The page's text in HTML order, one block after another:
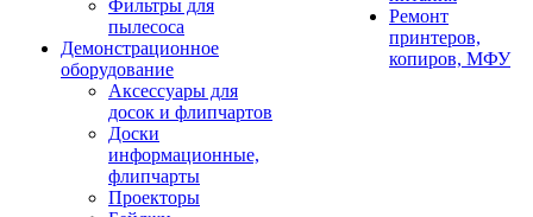
Фильтры для
пылесоса
Демонстрационное
оборудование
Аксессуары для
досок и флипчартов
Доски
информационные,
флипчарты
Проекторы
Ремонт
принтеров,
копиров, МФУ